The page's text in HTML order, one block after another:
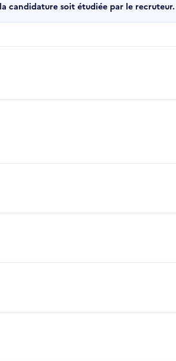
candidature soit étudiée par le recruteur.